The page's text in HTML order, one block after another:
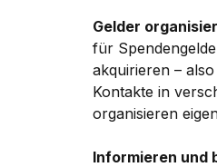
Gelder
für
akquirieren –
Kontakte in
organisieren
Informieren und